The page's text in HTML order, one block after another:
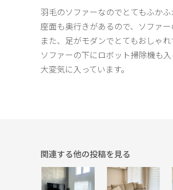
羽毛のソファーなのでとてもふかふ
座面も奥行きがあるので、ソファー
また、足がモダンでとてもおしゃれ
ソファーの下にロボット掃除機も入
大変気に入っています。
関連する他の投稿を見る